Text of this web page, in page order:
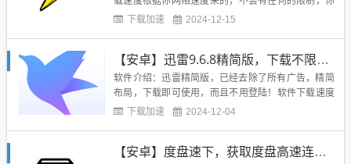
网络多快他下载多快，不过不是特别稳定，经常GG，
局-精简多余语言、去除内置更新提示-该版本不支持
登录，请直接...
下载加速 2024-12-15
【安卓】迅雷9.6.8精简版，下载不限速！
软件介绍：迅雷精简版，已经去除了所有广告，精简
布局，下载即可使用，而且不用登陆！软件下载速度
不受限制，轻松跑到8MB/s，支持边下边播！下载地
下载加速 2024-12-04
【安卓】度盘速下，获取度盘高速连接的神器